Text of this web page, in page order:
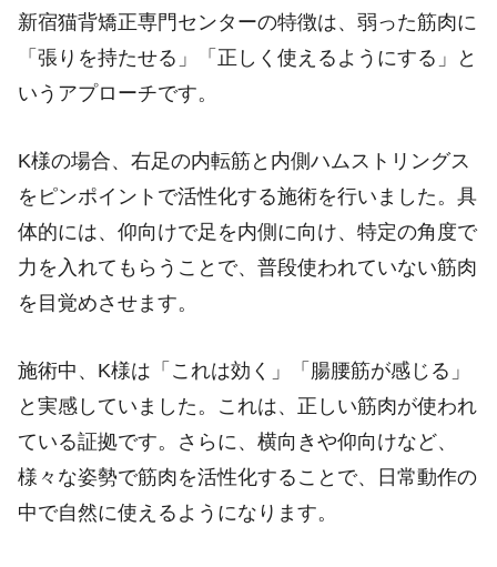
新宿猫背矯正専門センターの特徴は、弱った筋肉に
「張りを持たせる」「正しく使えるようにする」と
いうアプローチです。
K様の場合、右足の内転筋と内側ハムストリングス
をピンポイントで活性化する施術を行いました。具
体的には、仰向けで足を内側に向け、特定の角度で
力を入れてもらうことで、普段使われていない筋肉
を目覚めさせます。
施術中、K様は「これは効く」「腸腰筋が感じる」
と実感していました。これは、正しい筋肉が使われ
ている証拠です。さらに、横向きや仰向けなど、
様々な姿勢で筋肉を活性化することで、日常動作の
中で自然に使えるようになります。